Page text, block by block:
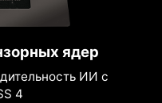
ядер
ИИ с
4